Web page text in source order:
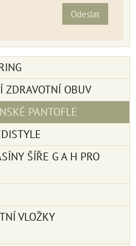
Odeslat
ZDRAVOTNÍ OBUV
PANTOFLE
ŠÍŘE G A H PRO
VLOŽKY